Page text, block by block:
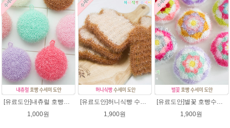
1,000원
1,900원
1,900원